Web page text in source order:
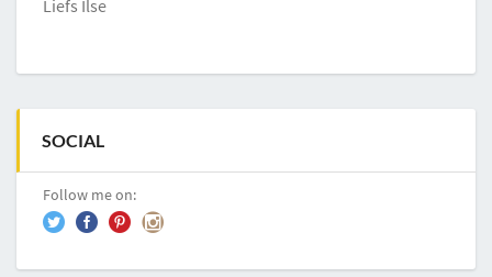
Liefs Ilse
SOCIAL
Follow me on: